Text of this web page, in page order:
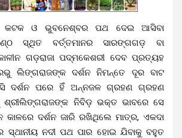
କଟକ ଓ ଭୁବନେଶ୍ବର ପଥ ଦେଇ ଆସିବା
ସ୍ଥିତ ବର୍ତ୍ତମାନର ସାରଙ୍ଗଗଡ଼ ବା
ଗଡ଼ରାଜା ପଦ୍ମକେଶରୀ ଦେବ ପ୍ରତ୍ୟହ
ଲିଙ୍ଗରାଜଙ୍କ ଦର୍ଶନ ନିମନ୍ତେ ଦୂର ବାଟ
ଦର୍ଶନ ପରେ ହିଁ ଅନ୍ନଜଳ ଗ୍ରହଣ ଗ୍ରହଣ
ଶ୍ରୀଲିଙ୍ଗରାଜଙ୍କ ନିବିଡ଼ ଭକ୍ତ ଭାବରେ ସେ
କାଳରେ ଦର୍ଶନ ଜାରି ରଖିଥିଲେ ମାତ୍ର, ଏକଦା
ସ୍ଥାନୀୟ ନଦୀ ପଥ ପାର ହୋଇ ଯିବାକୁ ବହୁତ